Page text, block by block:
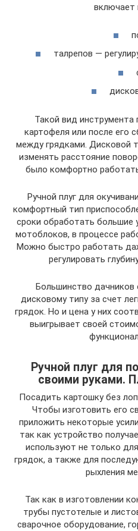
включает
талрепов —
Такой вид
картофеля или после его
между грядками. Дисковой
изменять расстояние
было комфортно
Ручной плуг для
комфортный тип
сроки обработать большие
мотоблоков, в процессе
Можно быстро работать
регулировать
Большинство
дисковому типу за счет
грядок. Но и цена у них
выигрывает своей
Ручной плуг для
своими руками.
Посадить картошку без
Чтобы изготовить его
приложить некоторые
так как устройство
используют не только
грядок, а также для
рыхления
Так как в изготовлении
трубы пустотелые и
сварочное оборудование,